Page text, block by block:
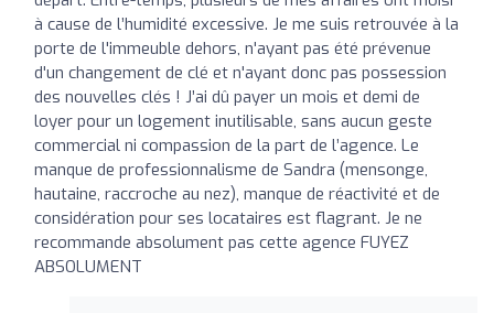
à cause de l’humidité excessive. Je me suis retrouvée à la
porte de l'immeuble dehors, n'ayant pas été prévenue
d'un changement de clé et n'ayant donc pas possession
des nouvelles clés ! J’ai dû payer un mois et demi de
loyer pour un logement inutilisable, sans aucun geste
commercial ni compassion de la part de l’agence. Le
manque de professionnalisme de Sandra (mensonge,
hautaine, raccroche au nez), manque de réactivité et de
considération pour ses locataires est flagrant. Je ne
recommande absolument pas cette agence FUYEZ
ABSOLUMENT